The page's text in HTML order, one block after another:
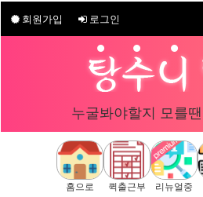
회원가입 로그인
누굴봐야할지 모를
홈으로 퀵출근부 리뉴얼중